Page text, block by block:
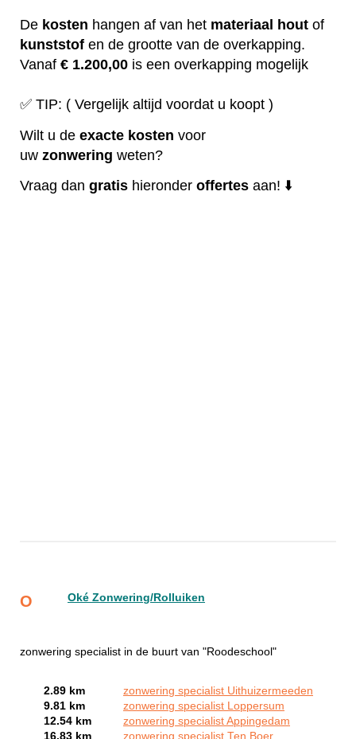
De kosten hangen af van het materiaal hout of
kunststof en de grootte van de overkapping.
Vanaf € 1.200,00 is een overkapping mogelijk
✅ TIP: ( Vergelijk altijd voordat u koopt )
Wilt u de exacte kosten voor
uw zonwering weten?
Vraag dan gratis hieronder offertes aan! ⬇️
O Oké Zonwering/Rolluiken
zonwering specialist in de buurt van "Roodeschool"
2.89 km
zonwering specialist Uithuizermeeden
9.81 km
zonwering specialist Loppersum
12.54 km
zonwering specialist Appingedam
16.83 km
zonwering specialist Ten Boer